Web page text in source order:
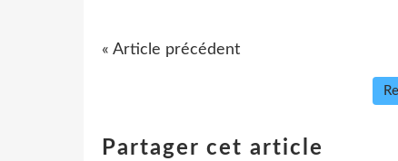
« Article précédent
Partager cet article